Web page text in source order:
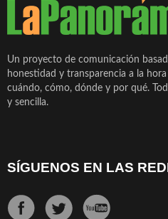
Un proyecto de comunicación
honestidad y transparencia a la
cuándo, cómo, dónde y por qué.
y sencilla.
SÍGUENOS EN LAS